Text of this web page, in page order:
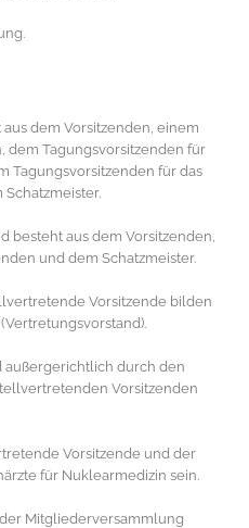
dem Vorsitzenden, einem
dem Tagungsvorsitzenden für
Tagungsvorsitzenden für das
besteht aus dem Vorsitzenden,
und dem Schatzmeister.
Vorsitzende bilden
außergerichtlich durch den
Vorsitzenden
Vorsitzende und der
für Nuklearmedizin sein.
Mitgliederversammlung